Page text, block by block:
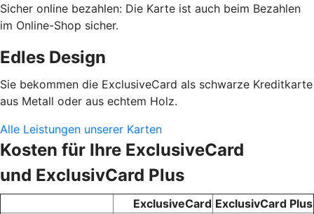
Sicher online bezahlen: Die Karte ist auch beim Bezahlen
im Online-Shop sicher.
Edles Design
Sie bekommen die ExclusiveCard als schwarze Kreditkarte
aus Metall oder aus echtem Holz.
Alle Leistungen unserer Karten
Kosten für Ihre ExclusiveCard
und ExclusivCard Plus
ExclusiveCard ExclusivCard Plus